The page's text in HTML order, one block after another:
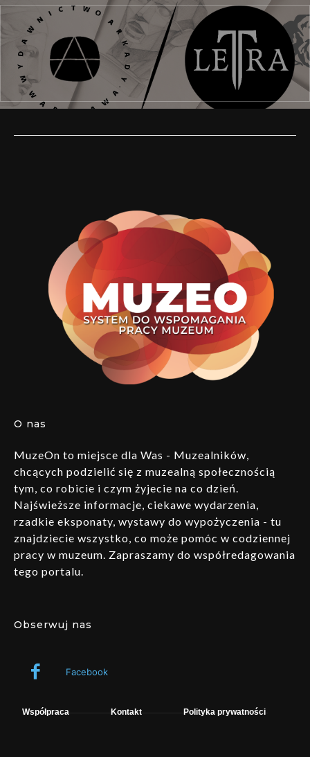
O nas
MuzeOn to miejsce dla Was - Muzealników,
chcących podzielić się z muzealną społecznością
tym, co robicie i czym żyjecie na co dzień.
Najświeższe informacje, ciekawe wydarzenia,
rzadkie eksponaty, wystawy do wypożyczenia - tu
znajdziecie wszystko, co może pomóc w codziennej
pracy w muzeum. Zapraszamy do współredagowania
tego portalu.
Obserwuj nas
Facebook
Współpraca Kontakt Polityka prywatności